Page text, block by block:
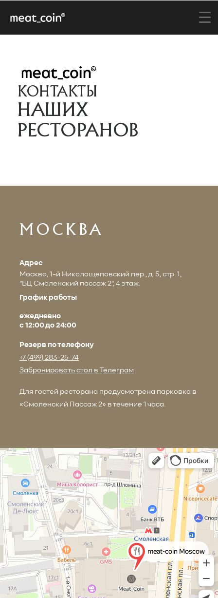
КОНТАКТЫ
НАШИХ
РЕСТОРАНОВ
МОСКВА
Адрес
Москва, 1-й Николощеповский пер., д. 5, стр. 1,
"БЦ Смоленский пассаж 2", 4 этаж.
График работы
ежедневно
с 12:00 до 24:00
Резерв по телефону
+7 (499) 283-25-74
Забронировать стол в Телеграм
Для гостей ресторана предусмотрена парковка в
«Смоленский Пассаж 2» в течение 1 часа.